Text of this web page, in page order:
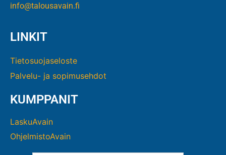
info@talousavain.fi
LINKIT
Tietosuojaseloste
Palvelu- ja sopimusehdot
KUMPPANIT
LaskuAvain
OhjelmistoAvain